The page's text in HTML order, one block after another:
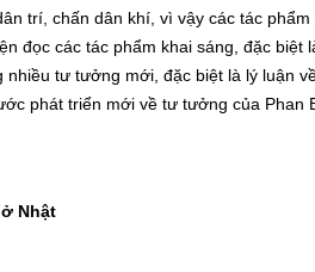
trí, chấn dân khí, vì vậy các tác phẩm
đọc các tác phẩm khai sáng, đặc biệt
tư tưởng mới, đặc biệt là lý luận
phát triển mới về tư tưởng của Phan
Nhật